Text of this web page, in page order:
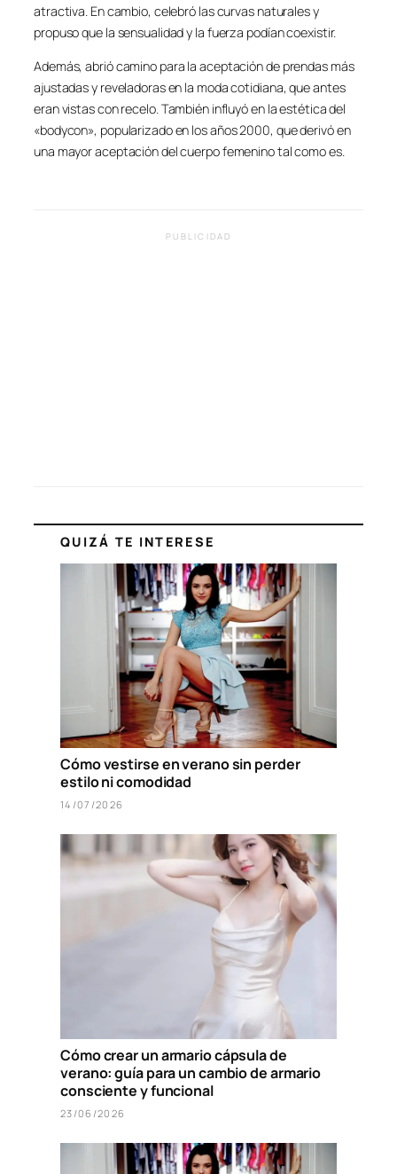
atractiva. En cambio, celebró las curvas naturales y
propuso que la sensualidad y la fuerza podían coexistir.
Además, abrió camino para la aceptación de prendas más
ajustadas y reveladoras en la moda cotidiana, que antes
eran vistas con recelo. También influyó en la estética del
«bodycon», popularizado en los años 2000, que derivó en
una mayor aceptación del cuerpo femenino tal como es.
PUBLICIDAD
QUIZÁ TE INTERESE
Cómo vestirse en verano sin perder
estilo ni comodidad
14/07/2026
Cómo crear un armario cápsula de
verano: guía para un cambio de armario
consciente y funcional
23/06/2026